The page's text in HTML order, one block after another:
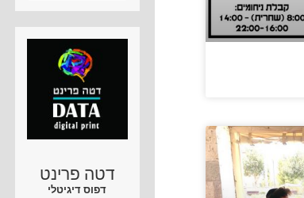
דטה פרינט
דפוס דיגיטלי